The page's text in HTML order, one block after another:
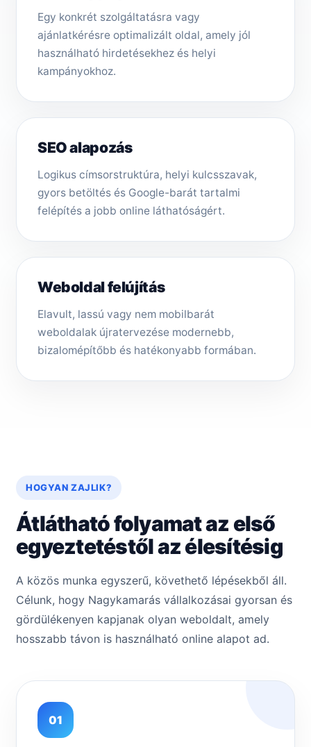
Egy konkrét szolgáltatásra vagy
ajánlatkérésre optimalizált oldal, amely jól
használható hirdetésekhez és helyi
kampányokhoz.
SEO alapozás
Logikus címsorstruktúra, helyi kulcsszavak,
gyors betöltés és Google-barát tartalmi
felépítés a jobb online láthatóságért.
Weboldal felújítás
Elavult, lassú vagy nem mobilbarát
weboldalak újratervezése modernebb,
bizalomépítőbb és hatékonyabb formában.
HOGYAN ZAJLIK?
Átlátható folyamat az első
egyeztetéstől az élesítésig
A közös munka egyszerű, követhető lépésekből áll.
Célunk, hogy Nagykamarás vállalkozásai gyorsan és
gördülékenyen kapjanak olyan weboldalt, amely
hosszabb távon is használható online alapot ad.
01